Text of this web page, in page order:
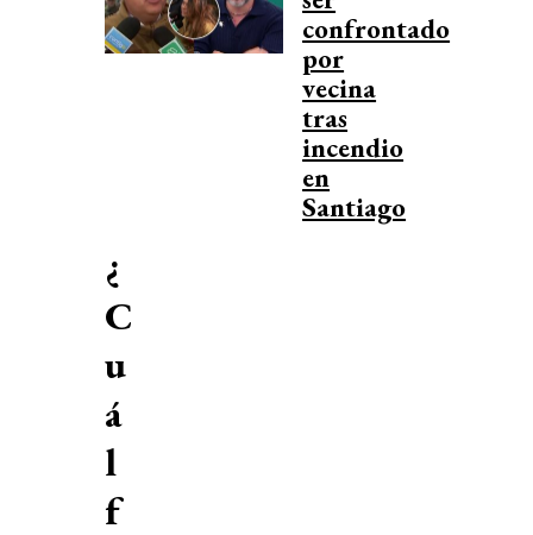
confrontado
por
vecina
tras
incendio
en
Santiago
¿
C
u
á
l
f